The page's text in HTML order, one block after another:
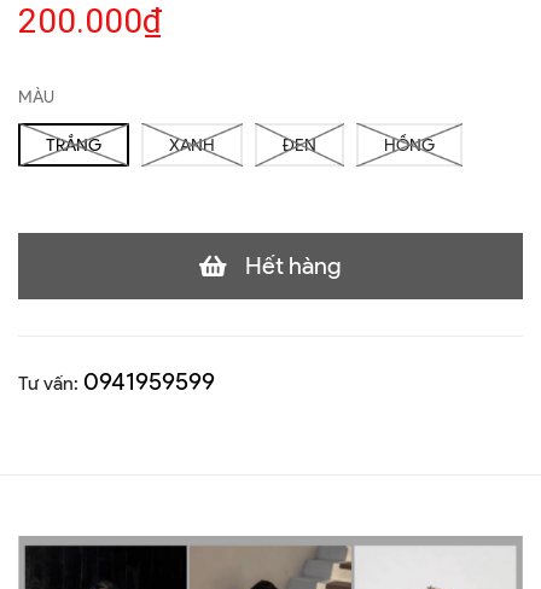
200.000₫
MÀU
TRẮNG XANH ĐEN HỒNG
Hết hàng
Tư vấn: 0941959599